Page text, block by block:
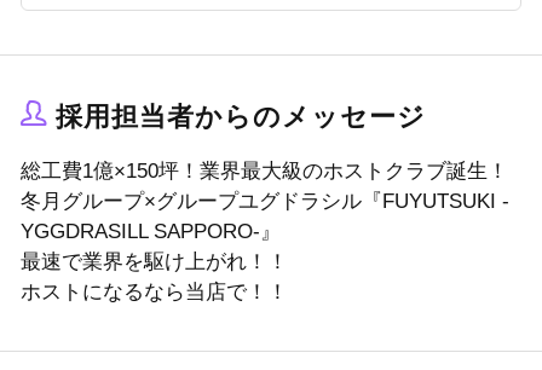
『FUYUTSUKI×YGGDRASILL』は、そんな男の
しています。
「できる事を尊重して、できない事はゆっくり
克服する」
という事を大事に、一緒に成長しましょう！！
採用担当者からのメッセージ
総工費1億×150坪！業界最大級のホストクラブ誕生！
冬月グループ×グループユグドラシル『FUYUTSUKI -
YGGDRASILL SAPPORO-』
最速で業界を駆け上がれ！！
ホストになるなら当店で！！